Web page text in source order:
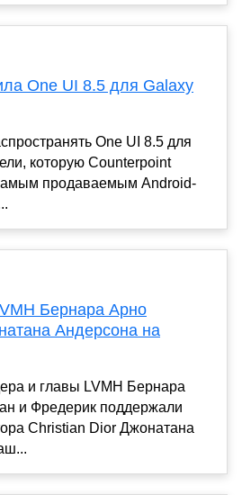
One UI 8.5 для Galaxy
One UI 8.5 для
которую Counterpoint
продаваемым Android-
Бернара Арно
Андерсона на
и главы LVMH Бернара
и Фредерик поддержали
Christian Dior Джонатана